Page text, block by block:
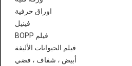
اوراق حرفية
فينيل
فيلم BOPP
فيلم الحيوانات الأليفة
أبيض ، شفاف ، فضي